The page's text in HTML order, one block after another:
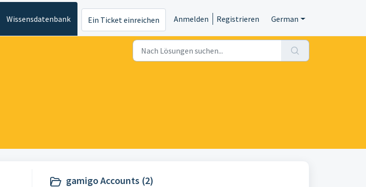
Wissensdatenbank Ein Ticket einreichen Anmelden Registrieren German
gamigo Accounts (2)